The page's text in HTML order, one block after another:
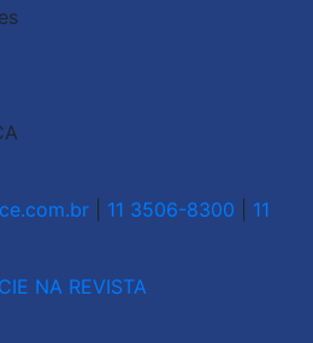
11 3506-8300
11
NA REVISTA